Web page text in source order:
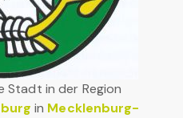
Stadt in der Region
in Mecklenburg-